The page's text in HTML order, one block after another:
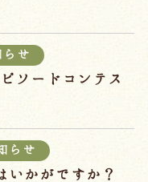
らせ
ソードコンテス
らせ
いかがですか？
ごす特別な日
質問